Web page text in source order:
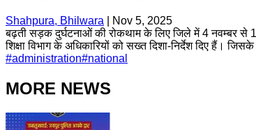
Shahpura, Bhilwara
Nov 5, 2025
बढ़ती सड़क दुर्घटनाओं की रोकथाम के लिए जिले में 4 नवम्बर से
शिक्षा विभाग के अधिकारियों को सख्त दिशा-निर्देश दिए हैं।
#administration#national
MORE NEWS